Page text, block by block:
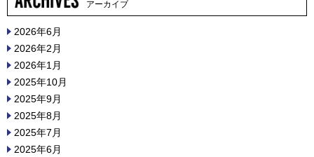
アーカイブ
2026年6月
2026年2月
2026年1月
2025年10月
2025年9月
2025年8月
2025年7月
2025年6月